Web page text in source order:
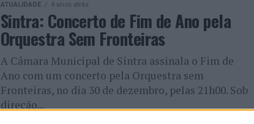
ATUALIDADE 4 anos atrás
Sintra: Concerto de Fim de Ano pela
Orquestra Sem Fronteiras
A Câmara Municipal de Sintra assinala o Fim de
Ano com um concerto pela Orquestra sem
Fronteiras, no dia 30 de dezembro, pelas 21h00. Sob
direção...